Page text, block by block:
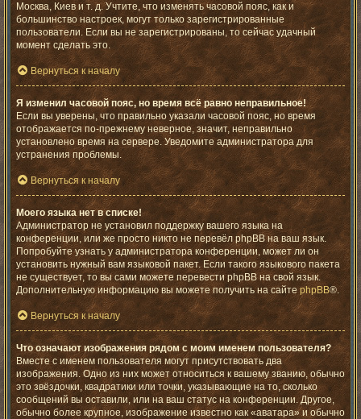
Москва, Киев и т. д. Учтите, что изменять часовой пояс, как и
большинство настроек, могут только зарегистрированные
пользователи. Если вы не зарегистрированы, то сейчас удачный
момент сделать это.
Вернуться к началу
Я изменил часовой пояс, но время всё равно неправильное!
Если вы уверены, что правильно указали часовой пояс, но время
отображается по-прежнему неверное, значит, неправильно
установлено время на сервере. Уведомите администратора для
устранения проблемы.
Вернуться к началу
Моего языка нет в списке!
Администратор не установил поддержку вашего языка на
конференции, или же просто никто не перевёл phpBB на ваш язык.
Попробуйте узнать у администратора конференции, может ли он
установить нужный вам языковой пакет. Если такого языкового пакета
не существует, то вы сами можете перевести phpBB на свой язык.
Дополнительную информацию вы можете получить на сайтеphpBB®.
Вернуться к началу
Что означают изображения рядом с моим именем пользователя?
Вместе с именем пользователя могут присутствовать два
изображения. Одно из них может относиться к вашему званию, обычно
это звёздочки, квадратики или точки, указывающие на то, сколько
сообщений вы оставили, или на ваш статус на конференции. Другое,
обычно более крупное, изображение известно как «аватара» и обычно